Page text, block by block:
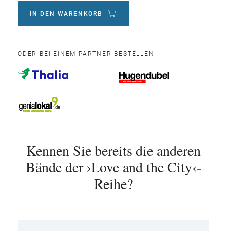
IN DEN WARENKORB
ODER BEI EINEM PARTNER BESTELLEN
Kennen Sie bereits die anderen
Bände der ›Love and the City‹-
Reihe?